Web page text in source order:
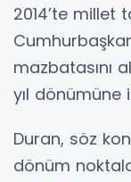
2014’te millet
mazbatasını
yıl dönümüne
Duran, söz
dönüm